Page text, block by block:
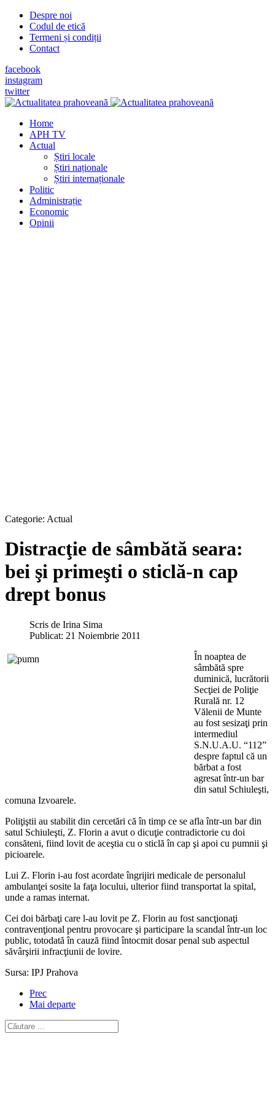
Despre noi
Codul de etică
Termeni și condiții
Contact
facebook
instagram
twitter
Home
APH TV
Actual
Știri locale
Știri naționale
Știri internaționale
Politic
Administrație
Economic
Opinii
Categorie: Actual
Distracţie de sâmbătă seara:
bei şi primeşti o sticlă-n cap
drept bonus
Scris de Irina Sima
Publicat: 21 Noiembrie 2011
În noaptea de
sâmbătă spre
duminică, lucrătorii
Secţiei de Poliţie
Rurală nr. 12
Vălenii de Munte
au fost sesizaţi prin
intermediul
S.N.U.A.U. “112”
despre faptul că un
bărbat a fost
agresat într-un bar
din satul Schiuleşti,
comuna Izvoarele.
Poliţiştii au stabilit din cercetări că în timp ce se afla într-un bar din
satul Schiuleşti, Z. Florin a avut o dicuţie contradictorie cu doi
consăteni, fiind lovit de aceştia cu o sticlă în cap şi apoi cu pumnii şi
picioarele.
Lui Z. Florin i-au fost acordate îngrijiri medicale de personalul
ambulanţei sosite la faţa locului, ulterior fiind transportat la spital,
unde a ramas internat.
Cei doi bărbaţi care l-au lovit pe Z. Florin au fost sancţionaţi
contravenţional pentru provocare şi participare la scandal într-un loc
public, totodată în cauză fiind întocmit dosar penal sub aspectul
săvârşirii infracţiunii de lovire.
Sursa: IPJ Prahova
Prec
Mai departe